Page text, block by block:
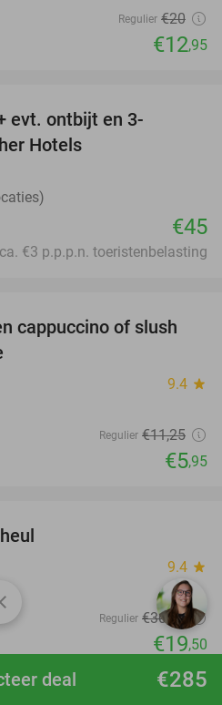
€285
deal
Regulier €20
€12,95
evt. ontbijt en 3-
Hotels
€45
€3 p.p.p.n. toeristenbelasting
47%
cappuccino of slush
9.4 star
Regulier €11,25
€5,95
9.4 star
Regulier €30,50
€19,50